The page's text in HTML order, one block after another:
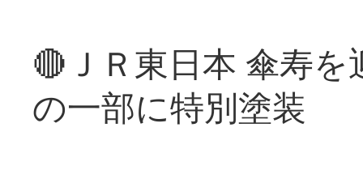
🔴ＪＲ東日本 傘寿
の一部に特別塗装